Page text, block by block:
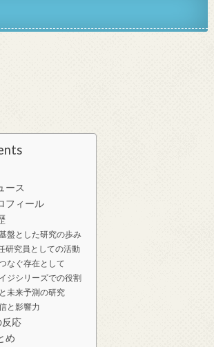
ース
フィール
盤とした研究の歩み
研究員としての活動
なぐ存在として
ジシリーズでの役割
未来予測の研究
と影響力
応
め